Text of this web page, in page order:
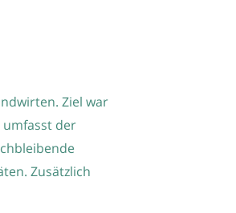
Ziel war
umfasst der
Zusätzlich